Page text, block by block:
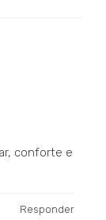
conforte e
Responder